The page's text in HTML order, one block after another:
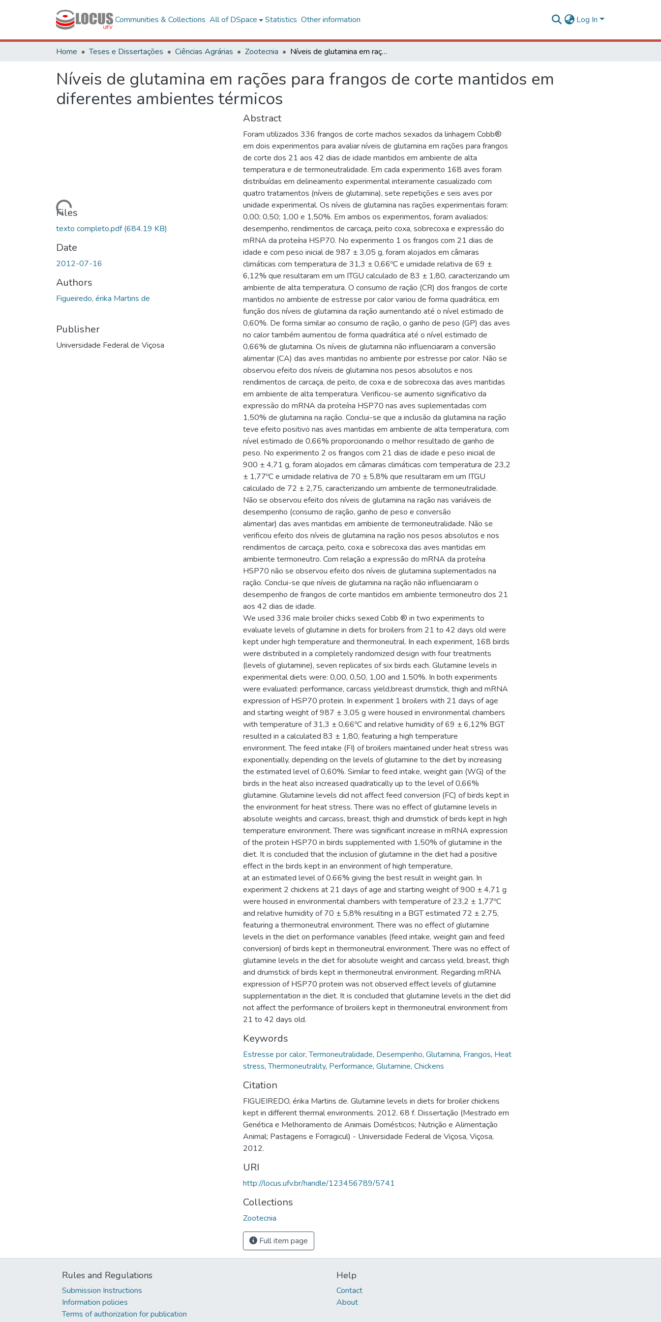
Communities & Collections All of DSpace Statistics Other information Log In
Home Teses e Dissertações Ciências Agrárias Zootecnia Níveis de glutamina em rações para frangos de corte mantidos em diferentes ambientes térmicos
Níveis de glutamina em rações para frangos de corte mantidos em
diferentes ambientes térmicos
Loading...
Files
texto completo.pdf(684.19 KB)
Date
2012-07-16
Authors
Figueiredo, érika Martins de
Publisher
Universidade Federal de Viçosa
Abstract
Foram utilizados 336 frangos de corte machos sexados da linhagem Cobb®
em dois experimentos para avaliar níveis de glutamina em rações para frangos
de corte dos 21 aos 42 dias de idade mantidos em ambiente de alta
temperatura e de termoneutralidade. Em cada experimento 168 aves foram
distribuídas em delineamento experimental inteiramente casualizado com
quatro tratamentos (níveis de glutamina), sete repetições e seis aves por
unidade experimental. Os níveis de glutamina nas rações experimentais foram:
0,00; 0,50; 1,00 e 1,50%. Em ambos os experimentos, foram avaliados:
desempenho, rendimentos de carcaça, peito coxa, sobrecoxa e expressão do
mRNA da proteína HSP70. No experimento 1 os frangos com 21 dias de
idade e com peso inicial de 987 ± 3,05 g, foram alojados em câmaras
climáticas com temperatura de 31,3 ± 0,66ºC e umidade relativa de 69 ±
6,12% que resultaram em um ITGU calculado de 83 ± 1,80, caracterizando um
ambiente de alta temperatura. O consumo de ração (CR) dos frangos de corte
mantidos no ambiente de estresse por calor variou de forma quadrática, em
função dos níveis de glutamina da ração aumentando até o nível estimado de
0,60%. De forma similar ao consumo de ração, o ganho de peso (GP) das aves
no calor também aumentou de forma quadrática até o nível estimado de
0,66% de glutamina. Os níveis de glutamina não influenciaram a conversão
alimentar (CA) das aves mantidas no ambiente por estresse por calor. Não se
observou efeito dos níveis de glutamina nos pesos absolutos e nos
rendimentos de carcaça, de peito, de coxa e de sobrecoxa das aves mantidas
em ambiente de alta temperatura. Verificou-se aumento significativo da
expressão do mRNA da proteína HSP70 nas aves suplementadas com
1,50% de glutamina na ração. Conclui-se que a inclusão da glutamina na ração
teve efeito positivo nas aves mantidas em ambiente de alta temperatura, com
nível estimado de 0,66% proporcionando o melhor resultado de ganho de
peso. No experimento 2 os frangos com 21 dias de idade e peso inicial de
900 ± 4,71 g, foram alojados em câmaras climáticas com temperatura de 23,2
± 1,77ºC e umidade relativa de 70 ± 5,8% que resultaram em um ITGU
calculado de 72 ± 2,75, caracterizando um ambiente de termoneutralidade.
Não se observou efeito dos níveis de glutamina na ração nas variáveis de
desempenho (consumo de ração, ganho de peso e conversão
alimentar) das aves mantidas em ambiente de termoneutralidade. Não se
verificou efeito dos níveis de glutamina na ração nos pesos absolutos e nos
rendimentos de carcaça, peito, coxa e sobrecoxa das aves mantidas em
ambiente termoneutro. Com relação a expressão do mRNA da proteína
HSP70 não se observou efeito dos níveis de glutamina suplementados na
ração. Conclui-se que níveis de glutamina na ração não influenciaram o
desempenho de frangos de corte mantidos em ambiente termoneutro dos 21
aos 42 dias de idade.
We used 336 male broiler chicks sexed Cobb ® in two experiments to
evaluate levels of glutamine in diets for broilers from 21 to 42 days old were
kept under high temperature and thermoneutral. In each experiment, 168 birds
were distributed in a completely randomized design with four treatments
(levels of glutamine), seven replicates of six birds each. Glutamine levels in
experimental diets were: 0,00, 0,50, 1,00 and 1.50%. In both experiments
were evaluated: performance, carcass yield,breast drumstick, thigh and mRNA
expression of HSP70 protein. In experiment 1 broilers with 21 days of age
and starting weight of 987 ± 3,05 g were housed in environmental chambers
with temperature of 31,3 ± 0,66ºC and relative humidity of 69 ± 6,12% BGT
resulted in a calculated 83 ± 1,80, featuring a high temperature
environment. The feed intake (FI) of broilers maintained under heat stress was
exponentially, depending on the levels of glutamine to the diet by increasing
the estimated level of 0,60%. Similar to feed intake, weight gain (WG) of the
birds in the heat also increased quadratically up to the level of 0,66%
glutamine. Glutamine levels did not affect feed conversion (FC) of birds kept in
the environment for heat stress. There was no effect of glutamine levels in
absolute weights and carcass, breast, thigh and drumstick of birds kept in high
temperature environment. There was significant increase in mRNA expression
of the protein HSP70 in birds supplemented with 1,50% of glutamine in the
diet. It is concluded that the inclusion of glutamine in the diet had a positive
effect in the birds kept in an environment of high temperature,
at an estimated level of 0.66% giving the best result in weight gain. In
experiment 2 chickens at 21 days of age and starting weight of 900 ± 4,71 g
were housed in environmental chambers with temperature of 23,2 ± 1,77ºC
and relative humidity of 70 ± 5,8% resulting in a BGT estimated 72 ± 2,75,
featuring a thermoneutral environment. There was no effect of glutamine
levels in the diet on performance variables (feed intake, weight gain and feed
conversion) of birds kept in thermoneutral environment. There was no effect of
glutamine levels in the diet for absolute weight and carcass yield, breast, thigh
and drumstick of birds kept in thermoneutral environment. Regarding mRNA
expression of HSP70 protein was not observed effect levels of glutamine
supplementation in the diet. It is concluded that glutamine levels in the diet did
not affect the performance of broilers kept in thermoneutral environment from
21 to 42 days old.
Keywords
Estresse por calor,Termoneutralidade, Desempenho, Glutamina, Frangos, Heat
stress,Thermoneutrality, Performance, Glutamine, Chickens
Citation
FIGUEIREDO, érika Martins de. Glutamine levels in diets for broiler chickens
kept in different thermal environments. 2012. 68 f. Dissertação (Mestrado em
Genética e Melhoramento de Animais Domésticos; Nutrição e Alimentação
Animal; Pastagens e Forragicul) - Universidade Federal de Viçosa, Viçosa,
2012.
URI
http://locus.ufv.br/handle/123456789/5741
Collections
Zootecnia
Full item page
Rules and Regulations
Submission Instructions
Information policies
Terms of authorization for publication
Help
Contact
About